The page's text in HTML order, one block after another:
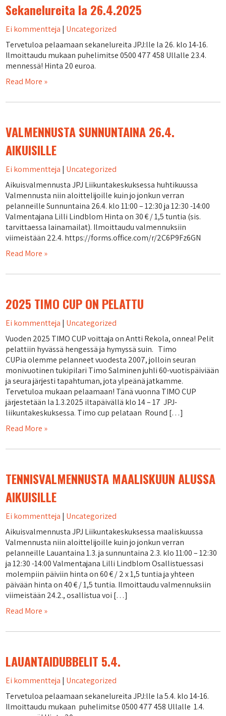
Sekanelureita la 26.4.2025
Ei kommentteja | Uncategorized
Tervetuloa pelaamaan sekanelureita JPJ:lle la 26. klo 14-16.
Ilmoittaudu mukaan puhelimitse 0500 477 458 Ullalle 23.4.
mennessä! Hinta 20 euroa.
Read More »
VALMENNUSTA SUNNUNTAINA 26.4.
AIKUISILLE
Ei kommentteja | Uncategorized
Aikuisvalmennusta JPJ Liikuntakeskuksessa huhtikuussa
Valmennusta niin aloittelijoille kuin jo jonkun verran
pelanneille Sunnuntaina 26.4. klo 11:00 – 12:30 ja 12:30 -14:00
Valmentajana Lilli Lindblom Hinta on 30 € / 1,5 tuntia (sis.
tarvittaessa lainamailat). Ilmoittaudu valmennuksiin
viimeistään 22.4. https://forms.office.com/r/2C6P9Fz6GN
Read More »
2025 TIMO CUP ON PELATTU
Ei kommentteja | Uncategorized
Vuoden 2025 TIMO CUP voittaja on Antti Rekola, onnea! Pelit
pelattiin hyvässä hengessä ja hymyssä suin. Timo
CUPia olemme pelanneet vuodesta 2007, jolloin seuran
monivuotinen tukipilari Timo Salminen juhli 60-vuotispäiviään
ja seura järjesti tapahtuman, jota ylpeänä jatkamme.
Tervetuloa mukaan pelaamaan! Tänä vuonna TIMO CUP
järjestetään la 1.3.2025 iltapäivällä klo 14 – 17 JPJ-
liikuntakeskuksessa. Timo cup pelataan Round […]
Read More »
TENNISVALMENNUSTA MAALISKUUN ALUSSA
AIKUISILLE
Ei kommentteja | Uncategorized
Aikuisvalmennusta JPJ Liikuntakeskuksessa maaliskuussa
Valmennusta niin aloittelijoille kuin jo jonkun verran
pelanneille Lauantaina 1.3. ja sunnuntaina 2.3. klo 11:00 – 12:30
ja 12:30 -14:00 Valmentajana Lilli Lindblom Osallistuessasi
molempiin päiviin hinta on 60 € / 2 x 1,5 tuntia ja yhteen
päivään hinta on 40 € / 1,5 tuntia. Ilmoittaudu valmennuksiin
viimeistään 24.2., osallistua voi […]
Read More »
LAUANTAIDUBBELIT 5.4.
Ei kommentteja | Uncategorized
Tervetuloa pelaamaan sekanelureita JPJ:lle la 5.4. klo 14-16.
Ilmoittaudu mukaan puhelimitse 0500 477 458 Ullalle 1.4.